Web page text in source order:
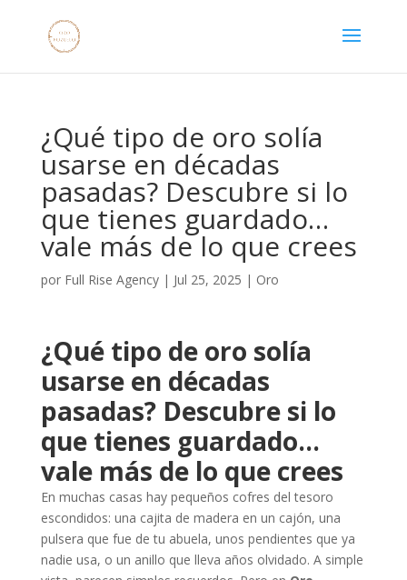
¿Qué tipo de oro solía
usarse en décadas
pasadas? Descubre si lo
que tienes guardado…
vale más de lo que crees
por Full Rise Agency| Jul 25, 2025 | Oro
¿Qué tipo de oro solía
usarse en décadas
pasadas? Descubre si lo
que tienes guardado…
vale más de lo que crees
En muchas casas hay pequeños cofres del tesoro
escondidos: una cajita de madera en un cajón, una
pulsera que fue de tu abuela, unos pendientes que ya
nadie usa, o un anillo que lleva años olvidado. A simple